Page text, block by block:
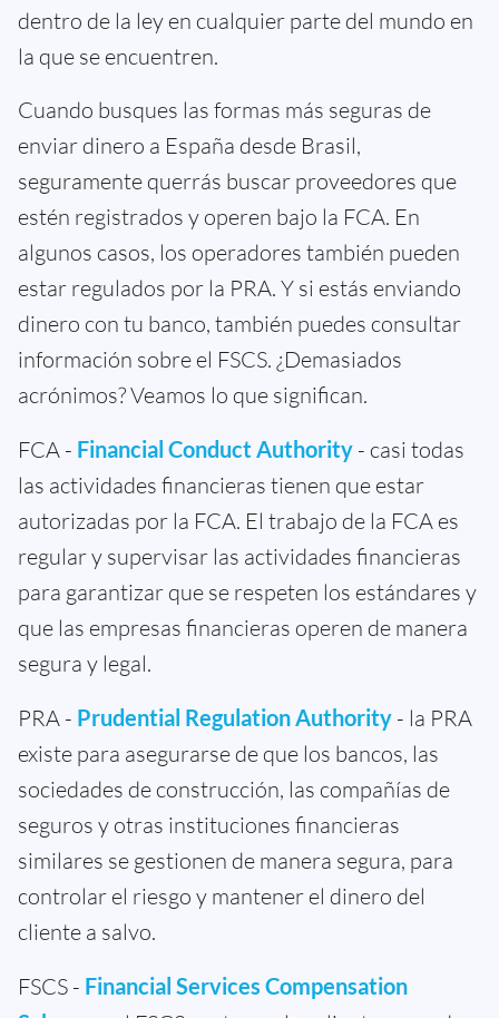
dentro de la ley en cualquier parte del mundo en
la que se encuentren.
Cuando busques las formas más seguras de
enviar dinero a España desde Brasil,
seguramente querrás buscar proveedores que
estén registrados y operen bajo la FCA. En
algunos casos, los operadores también pueden
estar regulados por la PRA. Y si estás enviando
dinero con tu banco, también puedes consultar
información sobre el FSCS. ¿Demasiados
acrónimos? Veamos lo que significan.
FCA - Financial Conduct Authority - casi todas
las actividades financieras tienen que estar
autorizadas por la FCA. El trabajo de la FCA es
regular y supervisar las actividades financieras
para garantizar que se respeten los estándares y
que las empresas financieras operen de manera
segura y legal.
PRA - Prudential Regulation Authority - la PRA
existe para asegurarse de que los bancos, las
sociedades de construcción, las compañías de
seguros y otras instituciones financieras
similares se gestionen de manera segura, para
controlar el riesgo y mantener el dinero del
cliente a salvo.
FSCS - Financial Services Compensation